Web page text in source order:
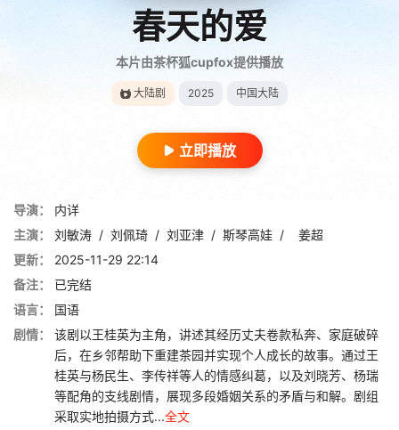
春天的爱
本片由茶杯狐cupfox提供播放
大陆剧 2025 中国大陆
立即播放
导演：
内详
主演：
刘敏涛 / 刘佩琦 / 刘亚津 / 斯琴高娃 /
姜超
更新：
2025-11-29 22:14
备注：
已完结
语言：
国语
剧情：
该剧以王桂英为主角，讲述其经历丈夫卷款私奔、家庭破碎
后，在乡邻帮助下重建茶园并实现个人成长的故事。通过王
桂英与杨民生、李传祥等人的情感纠葛，以及刘晓芳、杨瑞
等配角的支线剧情，展现多段婚姻关系的矛盾与和解。剧组
采取实地拍摄方式...全文